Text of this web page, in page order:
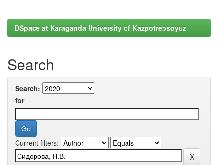
DSpace at Karaganda University of Kazpotrebsoyuz
Search
Search:
for
Current filters: